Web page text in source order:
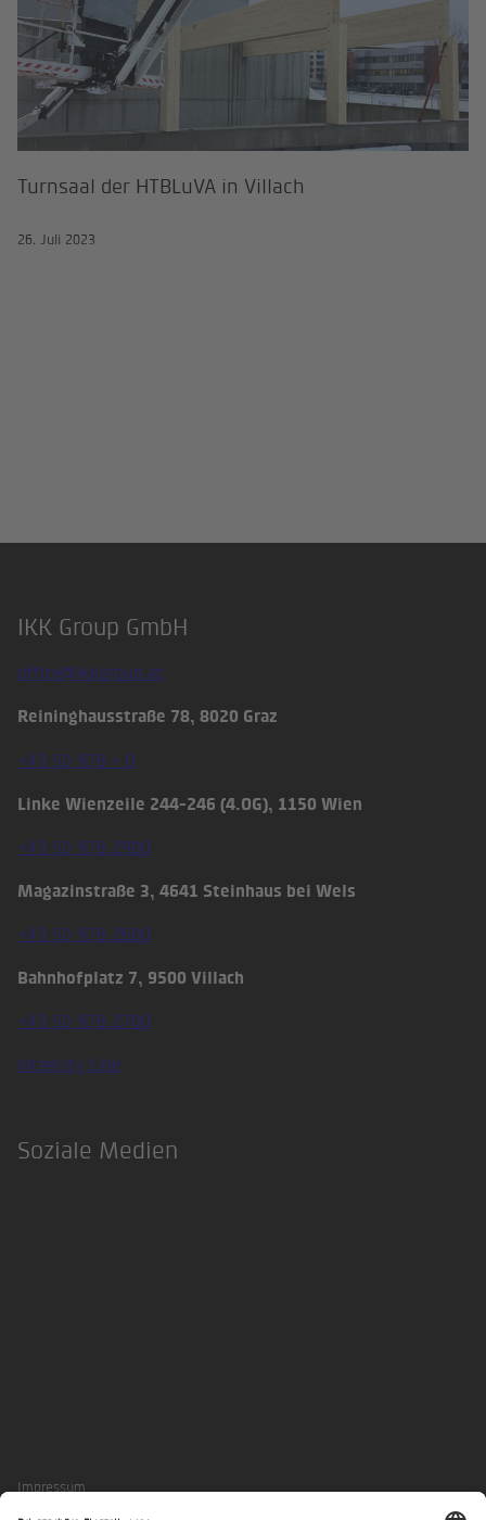
Turnsaal der HTBLuVA in Villach
26. Juli 2023
Footer
IKK Group GmbH
office@ikkgroup.at
Reininghausstraße 78, 8020 Graz
+43 50 978 – 0
Linke Wienzeile 244-246 (4.OG), 1150 Wien
+43 50 978 2900
Magazinstraße 3, 4641 Steinhaus bei Wels
+43 50 978 2600
Bahnhofplatz 7, 9500 Villach
+43 50 978 2700
Integrity Line
Soziale Medien
Impressum